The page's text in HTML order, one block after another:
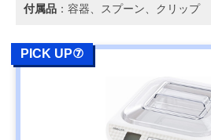
付属品 ：容器、スプーン、クリップ
PICK UP⑦